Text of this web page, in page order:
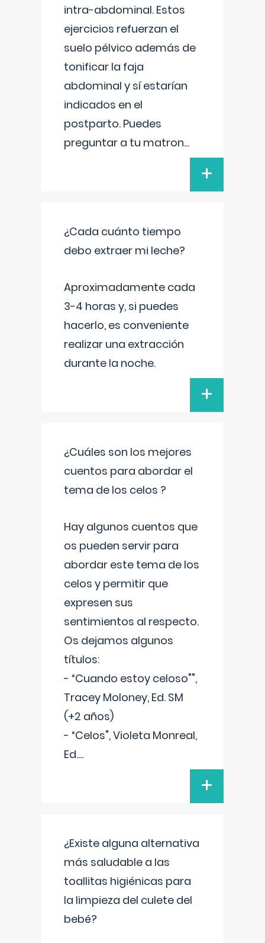
intra-abdominal. Estos
ejercicios refuerzan el
suelo pélvico además de
tonificar la faja
abdominal y sí estarían
indicados en el
postparto. Puedes
preguntar a tu matron...
+
¿Cada cuánto tiempo
debo extraer mi leche?
Aproximadamente cada
3-4 horas y, si puedes
hacerlo, es conveniente
realizar una extracción
durante la noche.
+
¿Cuáles son los mejores
cuentos para abordar el
tema de los celos ?
Hay algunos cuentos que
os pueden servir para
abordar este tema de los
celos y permitir que
expresen sus
sentimientos al respecto.
Os dejamos algunos
títulos:
- “Cuando estoy celoso"",
Tracey Moloney, Ed. SM
(+2 años)
- “Celos", Violeta Monreal,
Ed....
+
¿Existe alguna alternativa
más saludable a las
toallitas higiénicas para
la limpieza del culete del
bebé?